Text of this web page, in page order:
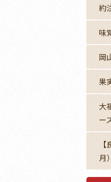
約
味
岡
果
大
ー
月）